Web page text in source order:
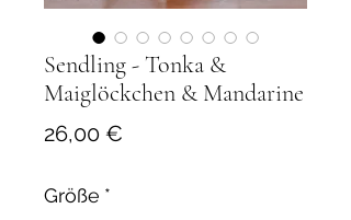
Sendling - Tonka &
Maiglöckchen & Mandarine
26,00 €
Größe *